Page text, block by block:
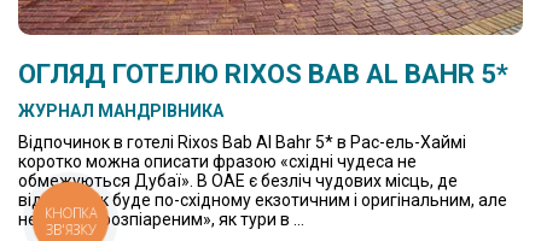
ОГЛЯД ГОТЕЛЮ RIXOS BAB AL BAHR 5*
ЖУРНАЛ МАНДРІВНИКА
Відпочинок в готелі Rixos Bab Al Bahr 5* в Рас-ель-Хаймі
коротко можна описати фразою «східні чудеса не
обмежуються Дубаї». В ОАЕ є безліч чудових місць, де
відпочинок буде по-східному екзотичним і оригінальним, але
не таким «розпіареним», як тури в ...
КНОПКА
ЗВ'ЯЗКУ